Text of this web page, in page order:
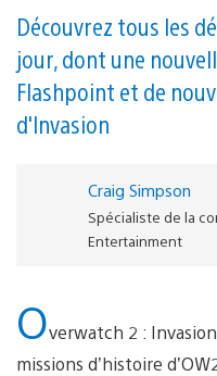
Découvrez tous les
jour, dont une
Flashpoint et de
d'Invasion
Craig Simpson
Spécialiste de la
Entertainment
Overwatch 2 :
missions d’histoire